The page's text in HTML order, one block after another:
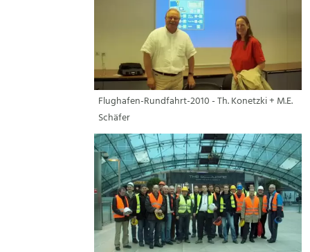
Flughafen-Rundfahrt-2010 - Th. Konetzki + M.E.
Schäfer